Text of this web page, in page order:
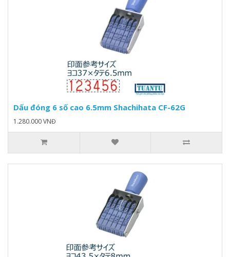
Dấu đóng 6 số cao 6.5mm Shachihata CF-62G
1.280.000 VNĐ